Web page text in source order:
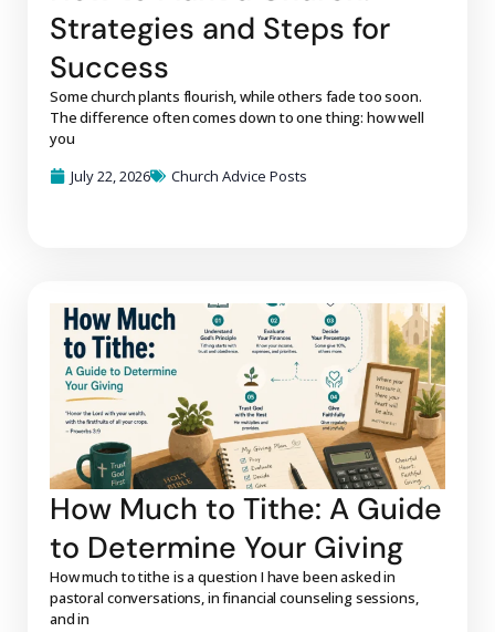
Strategies and Steps for
Success
Some church plants flourish, while others fade too soon.
The difference often comes down to one thing: how well
you
July 22, 2026
Church Advice Posts
How Much to Tithe: A Guide
to Determine Your Giving
How much to tithe is a question I have been asked in
pastoral conversations, in financial counseling sessions,
and in